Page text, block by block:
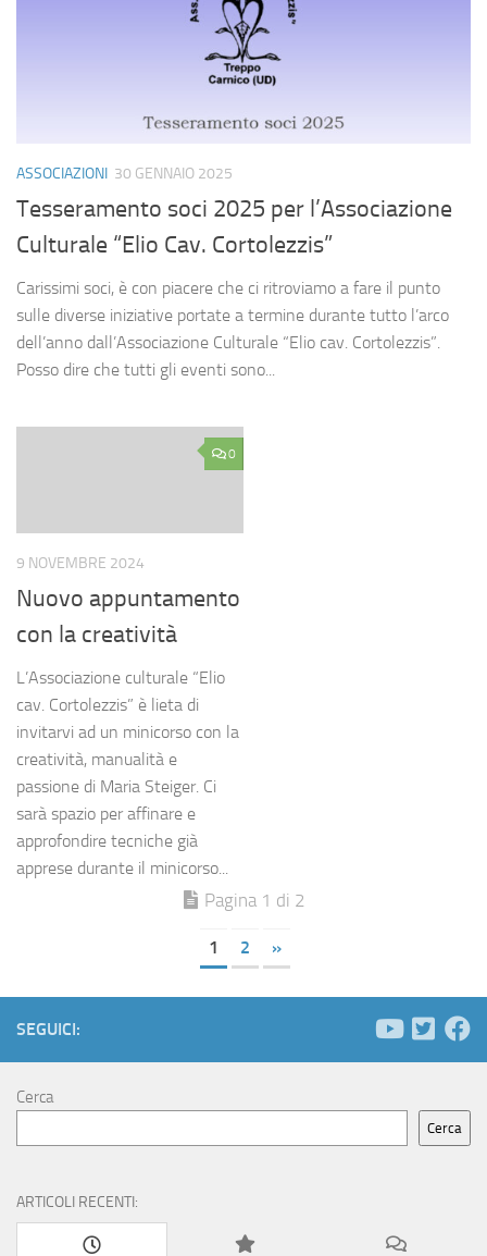
ASSOCIAZIONI 30 GENNAIO 2025
Tesseramento soci 2025 per l’Associazione
Culturale “Elio Cav. Cortolezzis”
Carissimi soci, è con piacere che ci ritroviamo a fare il punto
sulle diverse iniziative portate a termine durante tutto l’arco
dell’anno dall’Associazione Culturale “Elio cav. Cortolezzis”.
Posso dire che tutti gli eventi sono...
0
9 NOVEMBRE 2024
Nuovo appuntamento
con la creatività
L’Associazione culturale “Elio
cav. Cortolezzis” è lieta di
invitarvi ad un minicorso con la
creatività, manualità e
passione di Maria Steiger. Ci
sarà spazio per affinare e
approfondire tecniche già
apprese durante il minicorso...
Pagina 1 di 2
1 2 »
SEGUICI:
Cerca
Cerca
ARTICOLI RECENTI: